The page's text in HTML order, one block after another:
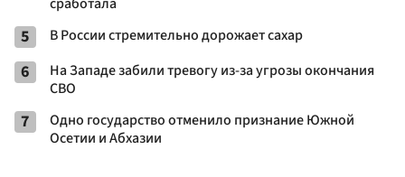
5 В России стремительно дорожает сахар
6
На Западе забили тревогу из-за угрозы окончания
СВО
7
Одно государство отменило признание Южной
Осетии и Абхазии